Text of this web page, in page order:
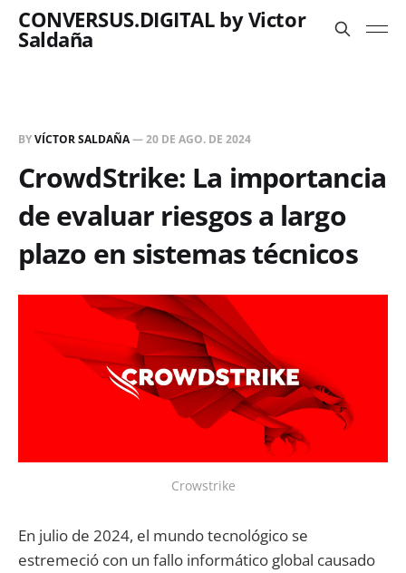
CONVERSUS.DIGITAL by Victor
Saldaña
BYVÍCTOR SALDAÑA—20 DE AGO. DE 2024
CrowdStrike: La importancia
de evaluar riesgos a largo
plazo en sistemas técnicos
Crowstrike
En julio de 2024, el mundo tecnológico se
estremeció con un fallo informático global causado